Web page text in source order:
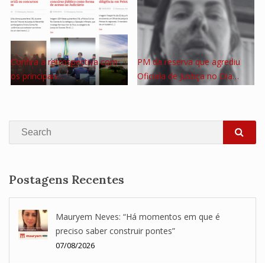
Confira a retrospectiva com
os principais…
PM da reserva que agrediu
Oficiala de Justiça no Dia…
Search
Postagens Recentes
Mauryem Neves: “Há momentos em que é
preciso saber construir pontes”
07/08/2026